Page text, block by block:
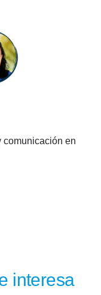
comunicación en
interesa